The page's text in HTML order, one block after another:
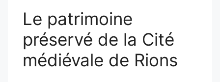
Le patrimoine
préservé de la Cité
médiévale de Rions